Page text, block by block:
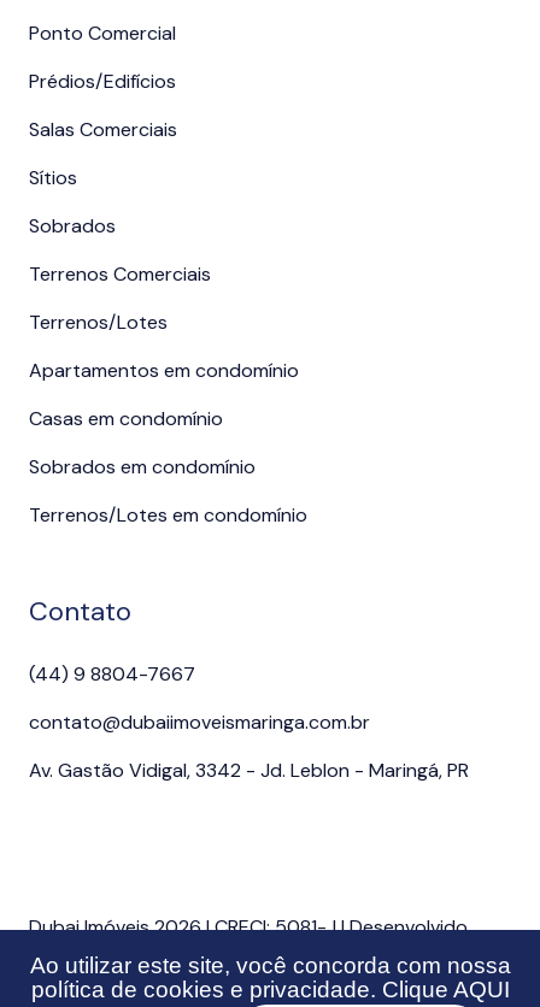
Ao utilizar este site, você concorda com nossa
política de cookies e privacidade. Clique AQUI
Ponto Comercial
Prédios/Edifícios
Salas Comerciais
Sítios
Sobrados
Terrenos Comerciais
Terrenos/Lotes
Apartamentos em condomínio
Casas em condomínio
Sobrados em condomínio
Terrenos/Lotes em condomínio
Contato
(44) 9 8804-7667
contato@dubaiimoveismaringa.com.br
Av. Gastão Vidigal, 3342 - Jd. Leblon - Maringá, PR
Dubai Imóveis 2026 | CRECI: 5081-J | Desenvolvido
por Imonov & Si9 Sistemas